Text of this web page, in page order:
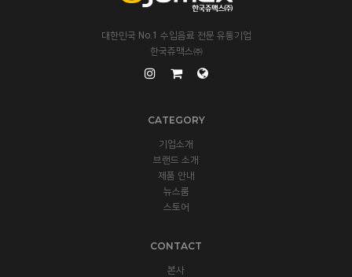
대한민국 No.1 수입음료 전문 유통기업
한국쥬맥스㈜
CATEGORY
기업소개
브랜드 소개
제품 안내
뉴스룸
스토어
CONTACT
본사